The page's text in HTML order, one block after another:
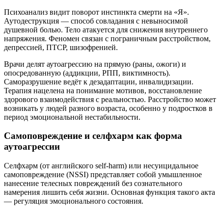
Психоанализ видит поворот инстинкта смерти на «Я».
Аутодеструкция — способ совладания с невыносимой
душевной болью. Тело атакуется для снижения внутреннего
напряжения. Феномен связан с пограничным расстройством,
депрессией, ПТСР, шизофренией.
Врачи делят аутоагрессию на прямую (раны, ожоги) и
опосредованную (аддикции, РПП, виктимность).
Саморазрушение ведёт к дезадаптации, инвалидизации.
Терапия нацелена на понимание мотивов, восстановление
здорового взаимодействия с реальностью. Расстройство может
возникать у людей разного возраста, особенно у подростков в
период эмоциональной нестабильности.
Самоповреждение и селфхарм как форма
аутоагрессии
Селфхарм (от английского self-harm) или несуицидальное
самоповреждение (NSSI) представляет собой умышленное
нанесение телесных повреждений без сознательного
намерения лишить себя жизни. Основная функция такого акта
— регуляция эмоционального состояния.